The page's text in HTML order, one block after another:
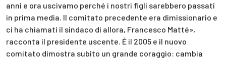
anni e ora uscivamo perché i nostri figli sarebbero passati
in prima media. Il comitato precedente era dimissionario e
ci ha chiamati il sindaco di allora, Francesco Matté»,
racconta il presidente uscente. È il 2005 e il nuovo
comitato dimostra subito un grande coraggio: cambia